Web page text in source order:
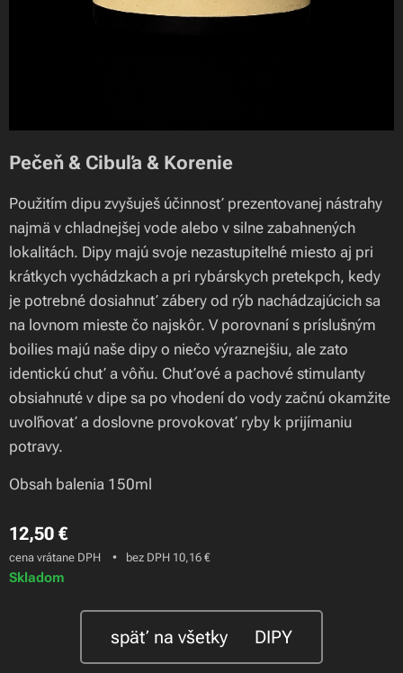
Pečeň & Cibuľa & Korenie
Použitím dipu zvyšuješ účinnosť prezentovanej nástrahy
najmä v chladnejšej vode alebo v silne zabahnených
lokalitách. Dipy majú svoje nezastupiteľné miesto aj pri
krátkych vychádzkach a pri rybárskych pretekpch, kedy
je potrebné dosiahnuť zábery od rýb nachádzajúcich sa
na lovnom mieste čo najskôr. V porovnaní s príslušným
boilies majú naše dipy o niečo výraznejšiu, ale zato
identickú chuť a vôňu. Chuťové a pachové stimulanty
obsiahnuté v dipe sa po vhodení do vody začnú okamžite
uvoľňovať a doslovne provokovať ryby k prijímaniu
potravy.
Obsah balenia 150ml
12,50 €
cena vrátane DPH bez DPH 10,16 €
Skladom
späť na všetky 🍃DIPY